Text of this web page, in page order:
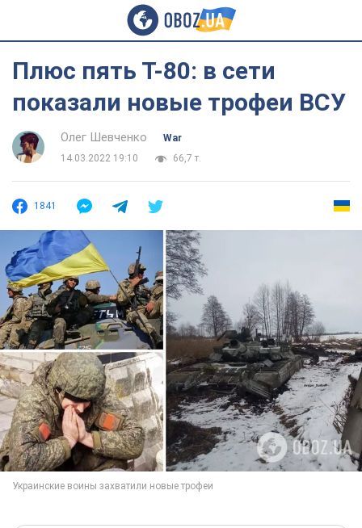
Плюс пять Т-80: в сети
показали новые трофеи ВСУ
Олег Шевченко
War
14.03.2022 19:10
66,7 т.
1841